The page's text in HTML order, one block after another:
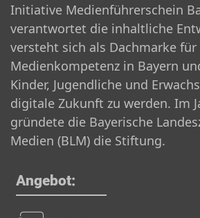
Initiative Medienführerschein
verantwortet die inhaltliche
versteht sich als Dachmarke für
Medienkompetenz in Bayern
Kinder, Jugendliche und
digitale Zukunft zu werden. Im
gründete die Bayerische
Medien (BLM) die Stiftung.
Angebot: